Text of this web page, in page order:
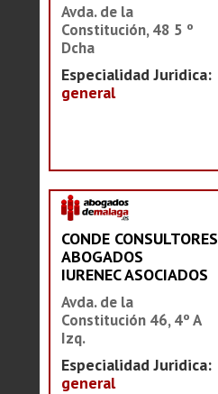
Avda. de la
Constitución, 48 5 º
Dcha
Especialidad Juridica:
general
CONDE CONSULTORES
ABOGADOS
IURENEC ASOCIADOS
Avda. de la
Constitución 46, 4º A
Izq.
Especialidad Juridica:
general